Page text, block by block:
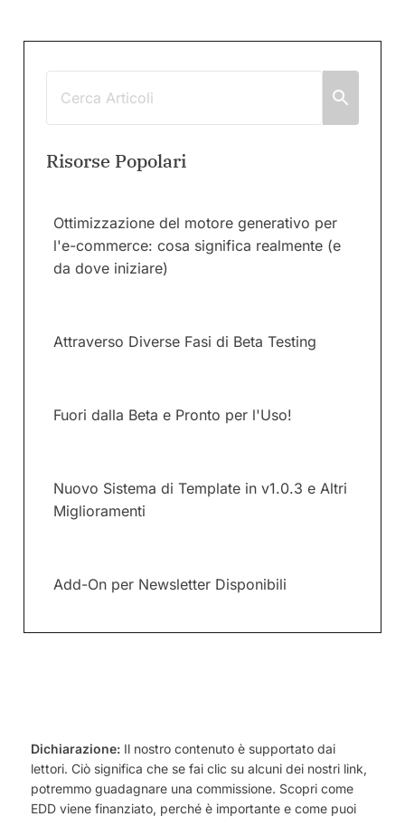
Risorse Popolari
Ottimizzazione del motore generativo per
l'e-commerce: cosa significa realmente (e
da dove iniziare)
Attraverso Diverse Fasi di Beta Testing
Fuori dalla Beta e Pronto per l'Uso!
Nuovo Sistema di Template in v1.0.3 e Altri
Miglioramenti
Add-On per Newsletter Disponibili
Dichiarazione: Il nostro contenuto è supportato dai
lettori. Ciò significa che se fai clic su alcuni dei nostri link,
potremmo guadagnare una commissione. Scopri come
EDD viene finanziato, perché è importante e come puoi